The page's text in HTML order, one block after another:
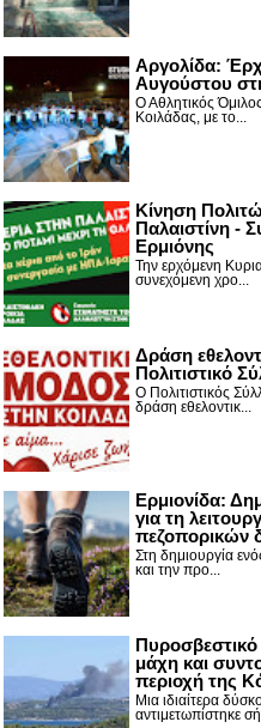
Αργολίδα:
Αυγούστου
Ο Αθλητικός
Κοιλάδας, με το...
Κίνηση
Παλαιστίνη -
Ερμιόνης
Την ερχόμενη
συνεχόμενη χρο...
Δράση
Πολιτιστικό
Ο Πολιτιστικός
δράση εθελοντικ...
Ερμιονίδα:
για τη
πεζοπορικών
Στη δημιουργία
και την προ...
Πυροσβεστικό
μάχη και
περιοχή της
Μια ιδιαίτερα
αντιμετωπίστηκε